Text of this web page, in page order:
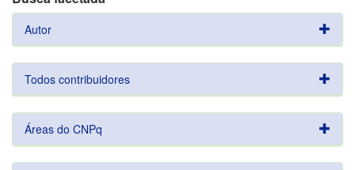
Autor
Todos contribuidores
Áreas do CNPq